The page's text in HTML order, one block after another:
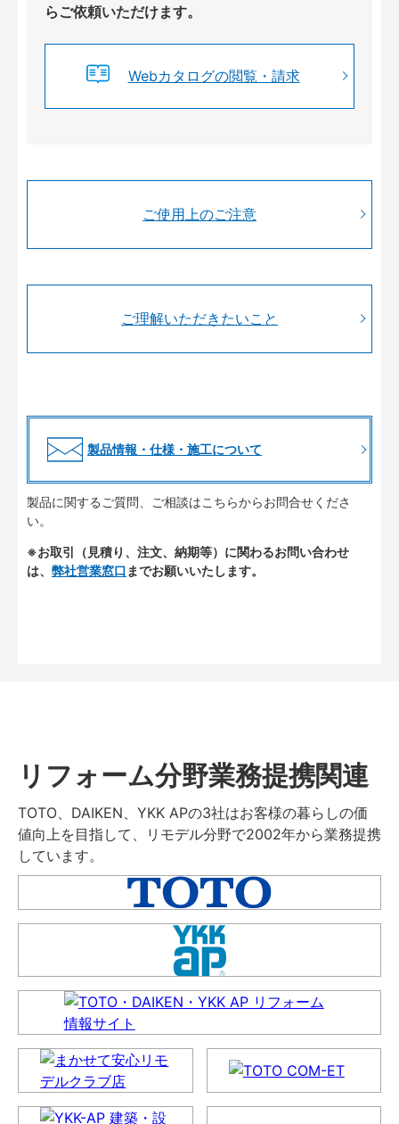
らご依頼いただけます。
Webカタログの閲覧・請求
ご使用上のご注意
ご理解いただきたいこと
製品情報・仕様・施工について
製品に関するご質問、ご相談はこちらからお問合せくださ
い。
※お取引（見積り、注文、納期等）に関わるお問い合わせ
は、 弊社営業窓口 までお願いいたします。
リフォーム分野業務提携関連
TOTO、DAIKEN、YKK APの3社はお客様の暮らしの価
値向上を目指して、リモデル分野で2002年から業務提携
しています。